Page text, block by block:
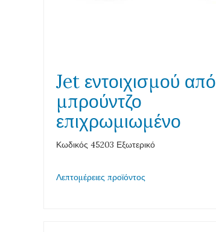
Jet εντοιχισμού από
μπρούντζο
επιχρωμιωμένο
Κωδικός 45203 Εξωτερικό
Λεπτομέρειες προϊόντος